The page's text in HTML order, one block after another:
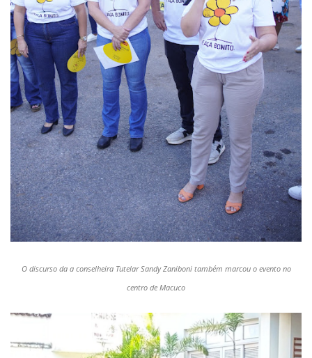
O discurso da a conselheira Tutelar Sandy Zaniboni também marcou o evento no
centro de Macuco